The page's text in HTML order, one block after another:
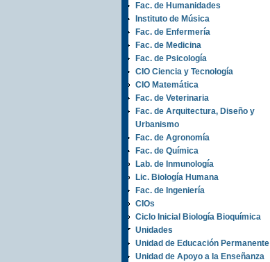
Fac. de Humanidades
Instituto de Música
Fac. de Enfermería
Fac. de Medicina
Fac. de Psicología
CIO Ciencia y Tecnología
CIO Matemática
Fac. de Veterinaria
Fac. de Arquitectura, Diseño y
Urbanismo
Fac. de Agronomía
Fac. de Química
Lab. de Inmunología
Lic. Biología Humana
Fac. de Ingeniería
CIOs
Ciclo Inicial Biología Bioquímica
Unidades
Unidad de Educación Permanente
Unidad de Apoyo a la Enseñanza